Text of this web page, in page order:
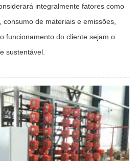
integralmente fatores como
de materiais e emissões,
funcionamento do cliente sejam o
sustentável.